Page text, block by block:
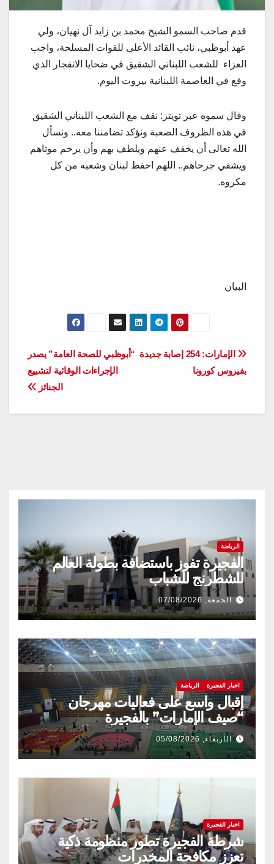
قدم صاحب السمو الشيخ محمد بن زايد آل نهيان، ولي
عهد أبوظبي، نائب القائد الأعلى للقوات المسلحة، واجب
العزاء للشعب اللبناني الشقيق في ضحايا الانفجار الذي
وقع في العاصمة اللبنانية بيروت اليوم.
وقال سموه عبر تويتر: نقف مع الشعب اللبناني الشقيق
في هذه الظروف الصعبة ونؤكد تضامننا معه.. ونسأل
الله تعالى أن يخفف عنهم ويلطف بهم وأن يرحم موتاهم
ويشفي جرحاهم.. اللهم احفظ لبنان وشعبه من كل
مكروه.
البيان
تصفّح
المقالات
“أبوظبي للصحة العامة” يصدر
الإجراءات الوقائية لتشييع
الجنائز
الإمارات: 254 إصابة جديدة
بفيروس كورونا
الرياضة
الفجيرة تفوز باستضافة بطولة العالم
للشطرنج للشباب
الجمعة, 07/08/2026
اخبار الفجيرة الرياضة
إقبال واسع على فعاليات مهرجان
“صيف الإمارات” بالفجيرة
الأربعاء, 05/08/2026
اخبار الفجيرة
شرطة الفجيرة تطور منظومة ذكية
تعزز مكافحة المخدرات